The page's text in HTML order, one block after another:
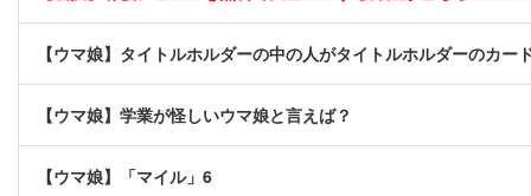
【ウマ娘】タイトルホルダーの中の人がタイトルホルダーのカー
【ウマ娘】学業が怪しいウマ娘と言えば？
【ウマ娘】「マイル」6